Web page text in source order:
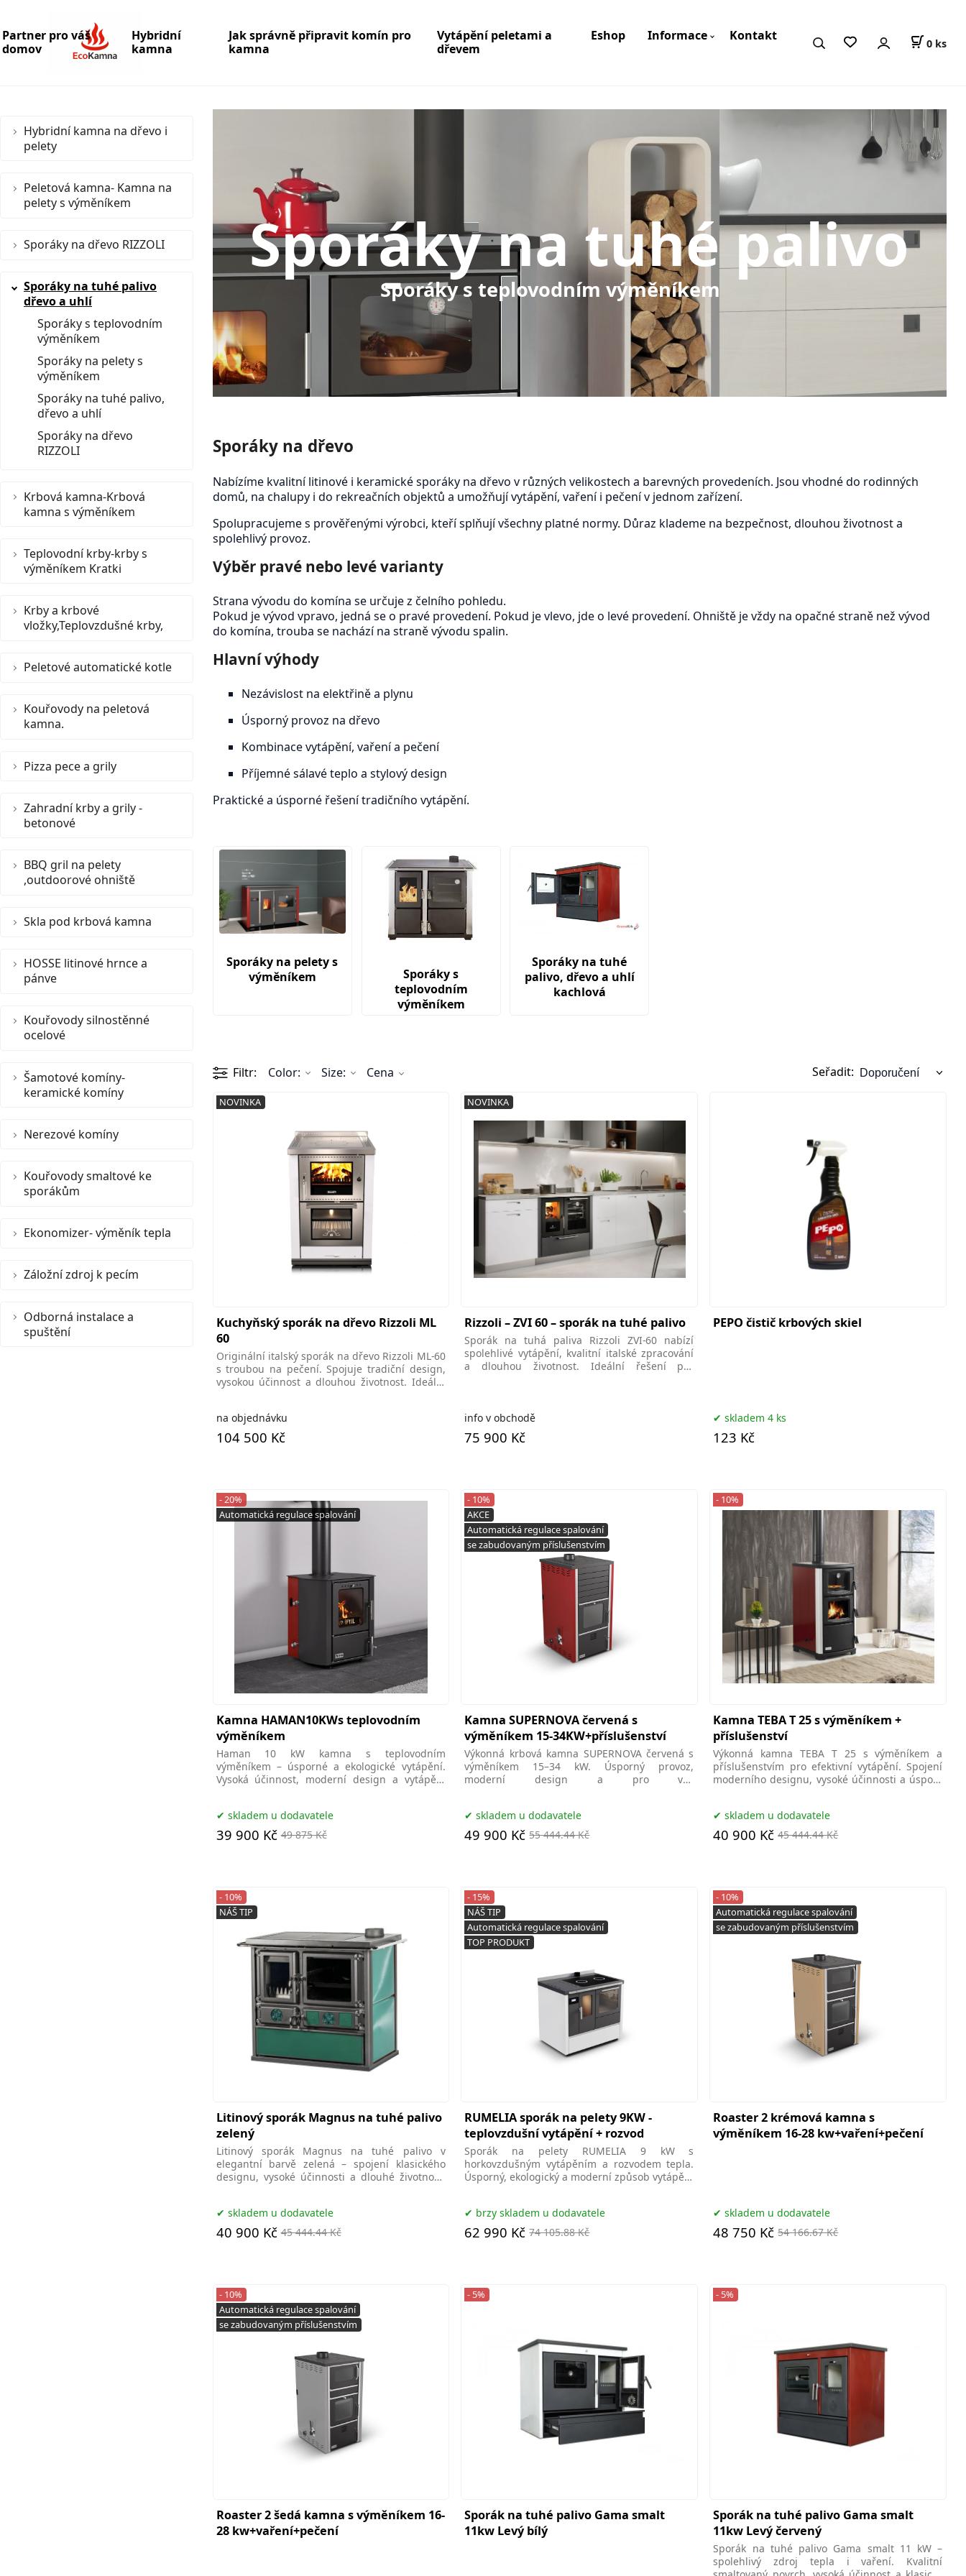
Partner pro váš
domov
Hybridní
kamna
Jak správně připravit komín pro
kamna
Vytápění peletami a
dřevem
Eshop Informace Kontakt 0 ks
Hybridní kamna na dřevo i
pelety
Peletová kamna- Kamna na
pelety s výměníkem
Sporáky na dřevo RIZZOLI
Sporáky na tuhé palivo
dřevo a uhlí
Sporáky s teplovodním
výměníkem
Sporáky na pelety s
výměníkem
Sporáky na tuhé palivo,
dřevo a uhlí
Sporáky na dřevo
RIZZOLI
Krbová kamna-Krbová
kamna s výměníkem
Teplovodní krby-krby s
výměníkem Kratki
Krby a krbové
vložky,Teplovzdušné krby,
Peletové automatické kotle
Kouřovody na peletová
kamna.
Pizza pece a grily
Zahradní krby a grily -
betonové
BBQ gril na pelety
,outdoorové ohniště
Skla pod krbová kamna
HOSSE litinové hrnce a
pánve
Kouřovody silnostěnné
ocelové
Šamotové komíny-
keramické komíny
Nerezové komíny
Kouřovody smaltové ke
sporákům
Ekonomizer- výměník tepla
Záložní zdroj k pecím
Odborná instalace a
spuštění
Sporáky na tuhé palivo
Sporáky s teplovodním výměníkem
Sporáky na dřevo
Nabízíme kvalitní litinové i keramické sporáky na dřevo v různých velikostech a barevných provedeních. Jsou vhodné do rodinných
domů, na chalupy i do rekreačních objektů a umožňují vytápění, vaření i pečení v jednom zařízení.
Spolupracujeme s prověřenými výrobci, kteří splňují všechny platné normy. Důraz klademe na bezpečnost, dlouhou životnost a
spolehlivý provoz.
Výběr pravé nebo levé varianty
Strana vývodu do komína se určuje z čelního pohledu.
Pokud je vývod vpravo, jedná se o pravé provedení. Pokud je vlevo, jde o levé provedení. Ohniště je vždy na opačné straně než vývod
do komína, trouba se nachází na straně vývodu spalin.
Hlavní výhody
Nezávislost na elektřině a plynu
Úsporný provoz na dřevo
Kombinace vytápění, vaření a pečení
Příjemné sálavé teplo a stylový design
Praktické a úsporné řešení tradičního vytápění.
Sporáky na pelety s
výměníkem
Sporáky s
teplovodním
výměníkem
Sporáky na tuhé
palivo, dřevo a uhlí
kachlová
Filtr Color: Size: Cena Seřadit:
Kuchyňský sporák na dřevo Rizzoli ML
60
Originální italský sporák na dřevo Rizzoli ML-60
s troubou na pečení. Spojuje tradiční design,
vysokou účinnost a dlouhou životnost. Ideální
NOVINKA
na objednávku
104 500 Kč
Rizzoli – ZVI 60 – sporák na tuhé palivo
Sporák na tuhá paliva Rizzoli ZVI-60 nabízí
spolehlivé vytápění, kvalitní italské zpracování
a dlouhou životnost. Ideální řešení pro
NOVINKA
info v obchodě
75 900 Kč
PEPO čistič krbových skiel
skladem 4 ks
123 Kč
Kamna HAMAN10KWs teplovodním
výměníkem
Haman 10 kW kamna s teplovodním
výměníkem – úsporné a ekologické vytápění.
Vysoká účinnost, moderní design a vytápění
- 20%
Automatická regulace spalování
skladem u dodavatele
39 900 Kč 49 875 Kč
Kamna SUPERNOVA červená s
výměníkem 15-34KW+příslušenství
Výkonná krbová kamna SUPERNOVA červená s
výměníkem 15–34 kW. Úsporný provoz,
moderní design a pro váš
- 10%
AKCE
Automatická regulace spalování
se zabudovaným příslušenstvím
skladem u dodavatele
49 900 Kč 55 444.44 Kč
Kamna TEBA T 25 s výměníkem +
příslušenství
Výkonná kamna TEBA T 25 s výměníkem a
příslušenstvím pro efektivní vytápění. Spojení
moderního designu, vysoké účinnosti a úspory
- 10%
skladem u dodavatele
40 900 Kč 45 444.44 Kč
Litinový sporák Magnus na tuhé palivo
zelený
Litinový sporák Magnus na tuhé palivo v
elegantní barvě zelená – spojení klasického
designu, vysoké účinnosti a dlouhé životnosti
- 10%
NÁŠ TIP
skladem u dodavatele
40 900 Kč 45 444.44 Kč
RUMELIA sporák na pelety 9KW -
teplovzdušní vytápění + rozvod
Sporák na pelety RUMELIA 9 kW s
horkovzdušným vytápěním a rozvodem tepla.
Úsporný, ekologický a moderní způsob vytápění
- 15%
NÁŠ TIP
Automatická regulace spalování
TOP PRODUKT
brzy skladem u dodavatele
62 990 Kč 74 105.88 Kč
Roaster 2 krémová kamna s
výměníkem 16-28 kw+vaření+pečení
- 10%
Automatická regulace spalování
se zabudovaným příslušenstvím
skladem u dodavatele
48 750 Kč 54 166.67 Kč
Roaster 2 šedá kamna s výměníkem 16-
28 kw+vaření+pečení
- 10%
Automatická regulace spalování
se zabudovaným příslušenstvím
Sporák na tuhé palivo Gama smalt
11kw Levý bílý
- 5%
Sporák na tuhé palivo Gama smalt
11kw Levý červený
Sporák na tuhé palivo Gama smalt 11 kW –
spolehlivý zdroj tepla i vaření. Kvalitní
- 5%